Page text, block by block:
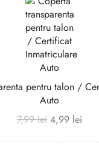
pentru
talon
/
Certificat
Inmatriculare
Auto
pentru talon /
Auto
7,99lei 4,99 lei